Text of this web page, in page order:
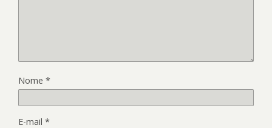
Nome *
E-mail *